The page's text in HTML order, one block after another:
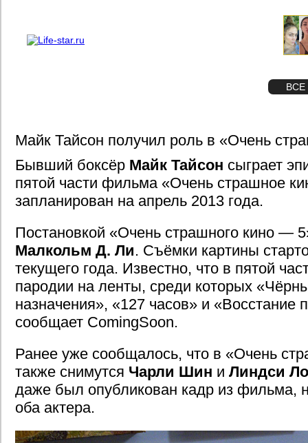
ВСЕ
Майк Тайсон получил роль в «Очень
Бывший боксёр Майк Тайсон сыграет
пятой части фильма «Очень страшное
запланирован на апрель 2013 года.
Постановкой «Очень страшного кино —
Малкольм Д. Ли. Съёмки картины
текущего года. Известно, что в пятой
пародии на ленты, среди которых
назначения», «127 часов» и «Восстание
сообщает ComingSoon.
Ранее уже сообщалось, что в «Очень
также снимутся Чарли Шин и Линдси
даже был опубликован кадр из фильма,
оба актера.